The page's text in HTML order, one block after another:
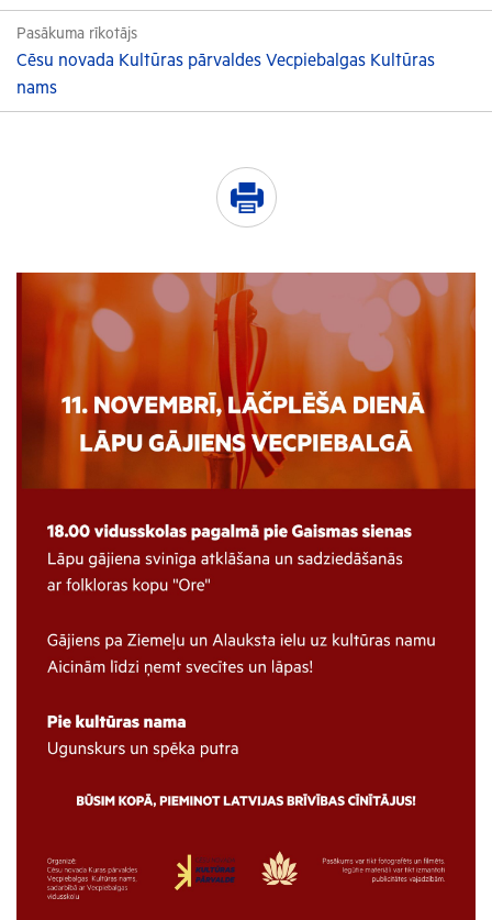
Pasākuma rīkotājs
Cēsu novada Kultūras pārvaldes Vecpiebalgas Kultūras
nams